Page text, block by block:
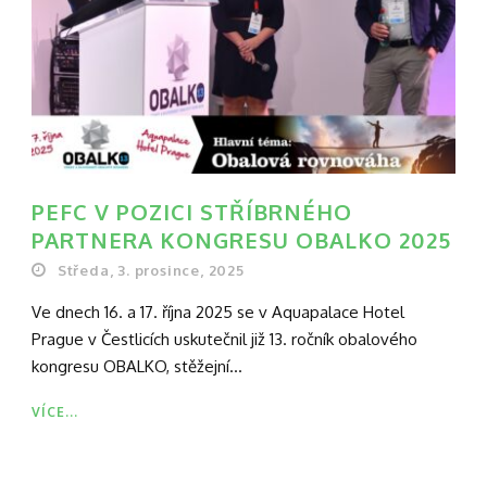
PEFC V POZICI STŘÍBRNÉHO
PARTNERA KONGRESU OBALKO 2025
Středa, 3. prosince, 2025
Ve dnech 16. a 17. října 2025 se v Aquapalace Hotel
Prague v Čestlicích uskutečnil již 13. ročník obalového
kongresu OBALKO, stěžejní...
VÍCE...